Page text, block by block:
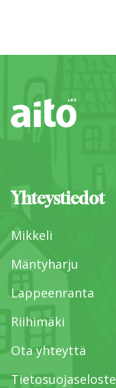
Yhteystiedot
Mikkeli
Mäntyharju
Lappeenranta
Riihimäki
Ota yhteyttä
Tietosuojaseloste